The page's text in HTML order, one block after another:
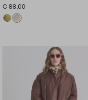
€ 88,00